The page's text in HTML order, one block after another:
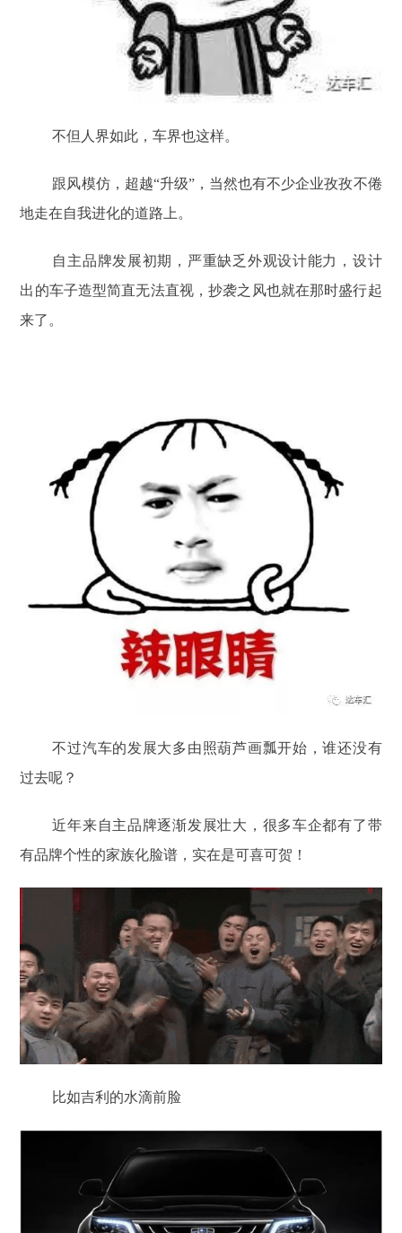
不但人界如此，车界也这样。
跟风模仿，超越“升级”，当然也有不少企业孜孜不倦
地走在自我进化的道路上。
自主品牌发展初期，严重缺乏外观设计能力，设计
出的车子造型简直无法直视，抄袭之风也就在那时盛行起
来了。
不过汽车的发展大多由照葫芦画瓢开始，谁还没有
过去呢？
近年来自主品牌逐渐发展壮大，很多车企都有了带
有品牌个性的家族化脸谱，实在是可喜可贺！
比如吉利的水滴前脸